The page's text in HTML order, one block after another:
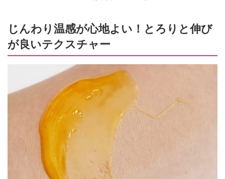
じんわり温感が心地よい！とろりと伸び
が良いテクスチャー